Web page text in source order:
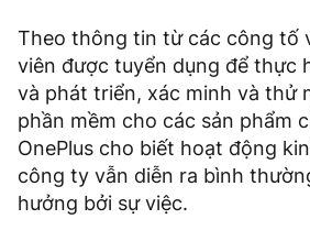
Theo thông tin từ các công tố
viên được tuyển dụng để thực
và phát triển, xác minh và thử
phần mềm cho các sản phẩm
OnePlus cho biết hoạt động
công ty vẫn diễn ra bình
hưởng bởi sự việc.